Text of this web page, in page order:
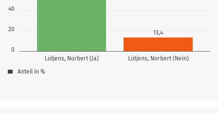
0
20
40
Lütjens, Norbert (Ja) Lütjens, Norbert (Nein)
13,4
Anteil in %